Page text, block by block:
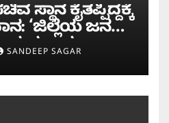
ಸ್ಥಾನ ಕೈತಪ್ಪಿದ್ದಕ್ಕೆ
‘ಜಿಲ್ಲೆಯ ಜನರ
ಪ್ರಸಾದ
SANDEEP SAGAR